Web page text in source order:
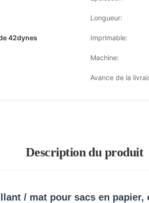
Longueur:
42dynes Imprimable:
Machine:
Avance de la
Description du produit
/ mat pour sacs en